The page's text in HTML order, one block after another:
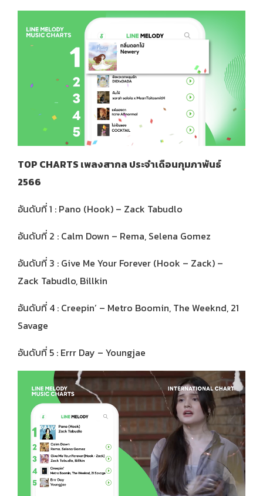
TOP CHARTS เพลงสากล ประจำเดือนกุมภาพันธ์
2566
อันดับที่ 1 : Pano (Hook) – Zack Tabudlo
อันดับที่ 2 : Calm Down – Rema, Selena Gomez
อันดับที่ 3 : Give Me Your Forever (Hook – Zack) –
Zack Tabudlo, Billkin
อันดับที่ 4 : Creepin’ – Metro Boomin, The Weeknd, 21
Savage
อันดับที่ 5 : Errr Day – Youngjae